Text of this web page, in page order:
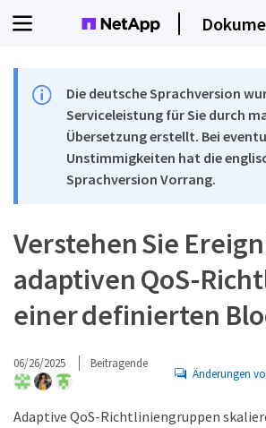
Die deutsche Sprachversion
Serviceleistung für Sie durch
Übersetzung erstellt. Bei
Unstimmigkeiten hat die
Sprachversion Vorrang.
Verstehen Sie
adaptiven QoS-
einer definierten
06/26/2025 Beitragende
Änderungen
Adaptive QoS-Richtliniengruppen